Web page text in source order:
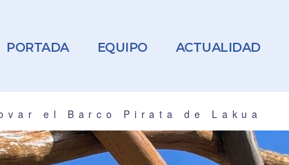
PORTADA EQUIPO ACTUALIDAD
el Barco Pirata de Lakua